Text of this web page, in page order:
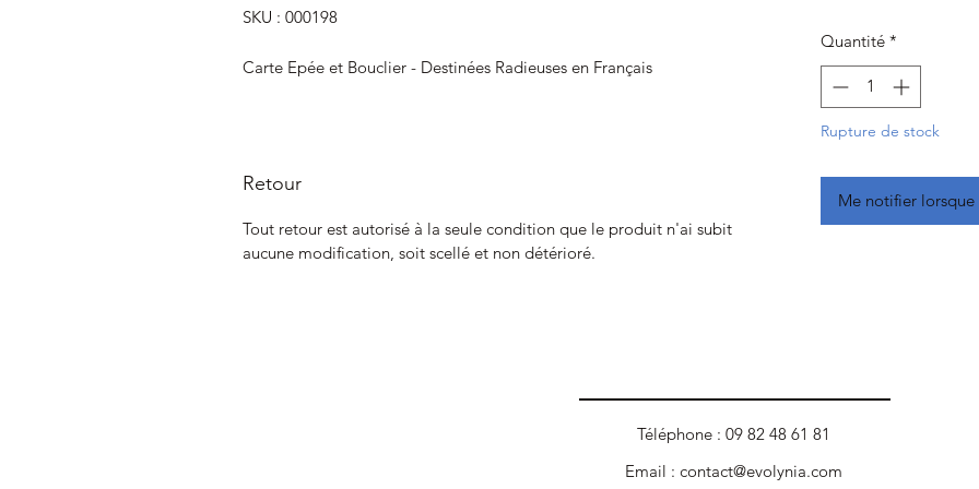
SKU : 000198
Carte Epée et Bouclier - Destinées Radieuses en Français
Retour
Tout retour est autorisé à la seule condition que le produit n'ai subit
aucune modification, soit scellé et non détérioré.
Quantité *
Rupture de stock
Me notifier
Téléphone : 09 82 48 61 81
Email : contact@evolynia.com